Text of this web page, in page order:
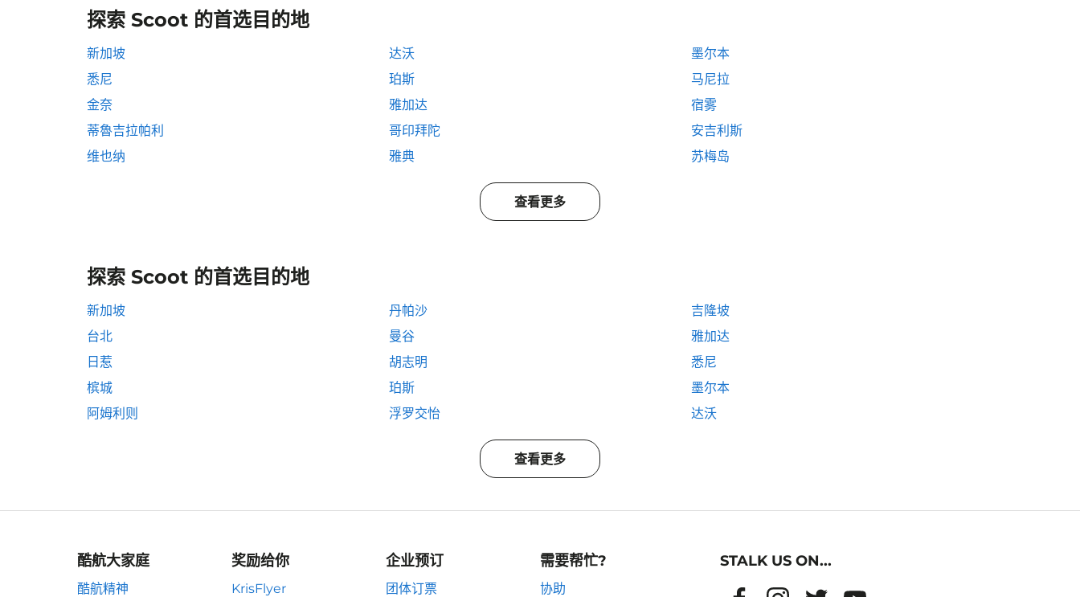
探索 Scoot 的首选目的地
新加坡 达沃
墨尔本
悉尼
珀斯
马尼拉
金奈
雅加达
宿雾
蒂魯吉拉帕利
哥印拜陀
安吉利斯
维也纳
雅典 苏梅岛
查看更多
探索 Scoot 的首选目的地
新加坡 丹帕沙
吉隆坡
台北
曼谷
雅加达
日惹
胡志明
悉尼
槟城
珀斯
墨尔本
阿姆利则
浮罗交怡 达沃
查看更多
酷航大家庭
酷航精神
奖励给你
KrisFlyer
企业预订
团体订票
需要帮忙?
协助
STALK US ON...